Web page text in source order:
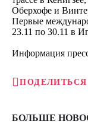
Оберхофе и
Первые
23.11 по 30.11 в
Информация
БОЛЬШЕ